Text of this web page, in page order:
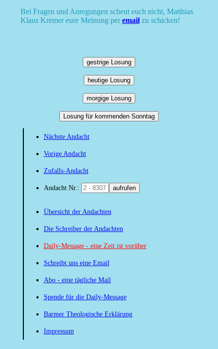
Bei Fragen und Anregungen scheut euch nicht, Matthias
Klaus Kremer eure Meinung peremailzu schicken!
gestrige Losung
heutige Losung
morgige Losung
Losung für kommenden Sonntag
Nächste Andacht
Vorige Andacht
Zufalls-Andacht
Andacht Nr.: aufrufen
Übersicht der Andachten
Die Schreiber der Andachten
Daily-Message - eine Zeit ist vorüber
Schreibt uns eine Email
Abo - eine tägliche Mail
Spende für die Daily-Message
Barmer Theologische Erklärung
Impressum